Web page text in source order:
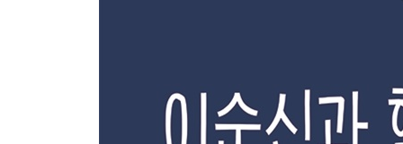
장 아름다운 유언